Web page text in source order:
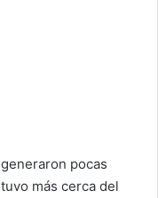
pocas
más cerca del